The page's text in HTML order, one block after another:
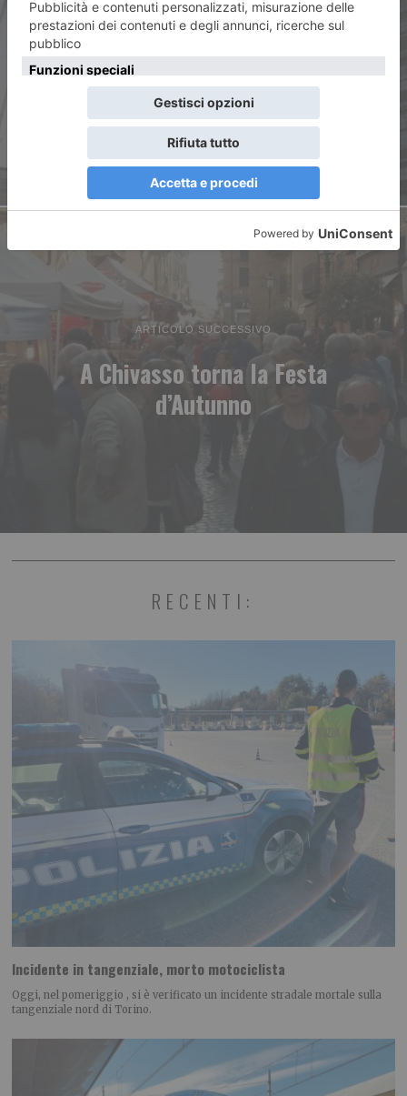
Il tormentone della Manovra
finanziaria e l’Europa unita
(poco) sulle tasse
ARTICOLO SUCCESSIVO
A Chivasso torna la Festa
d’Autunno
RECENTI:
Incidente in tangenziale, morto motociclista
Oggi, nel pomeriggio , si è verificato un incidente stradale mortale sulla
tangenziale nord di Torino.